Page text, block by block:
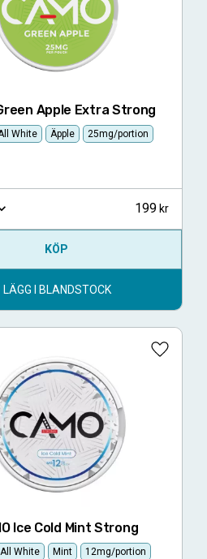
Apple Extra Strong
White Äpple 25mg/portion
199
KÖP
LÄGG I BLANDSTOCK
Ice Cold Mint Strong
All White Mint 12mg/portion
Lägg